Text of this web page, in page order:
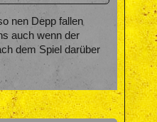
nen Depp fallen
auch wenn der
dem Spiel darüber